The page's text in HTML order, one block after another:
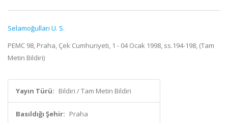
Selamoğulları U. S.
PEMC 98, Praha, Çek Cumhuriyeti, 1 - 04 Ocak 1998, ss.194-198, (Tam
Metin Bildiri)
Yayın Türü: Bildiri / Tam Metin Bildiri
Basıldığı Şehir: Praha